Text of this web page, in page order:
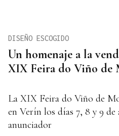
Un homenaje a la
XIX Feira do Viño de
DISEÑO ESCOGIDO
La XIX Feira do Viño de
en Verín los días 7, 8 y 9
anunciador